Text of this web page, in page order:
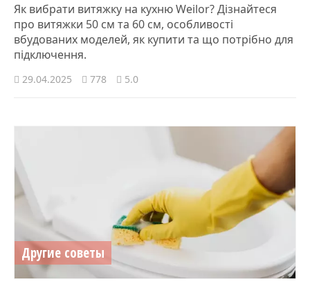
Як вибрати витяжку на кухню Weilor? Дізнайтеся
про витяжки 50 см та 60 см, особливості
вбудованих моделей, як купити та що потрібно для
підключення.
29.04.2025 778 5.0
Другие советы